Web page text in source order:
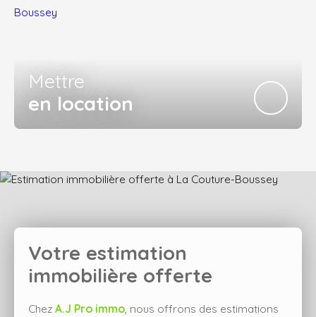
Mettre
en location
Votre estimation
immobilière offerte
Chez A.J Pro immo, nous offrons des estimations